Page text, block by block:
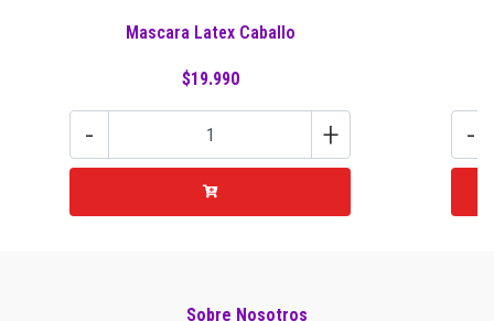
Mascara Latex Caballo
$19.990
- + -
Sobre Nosotros